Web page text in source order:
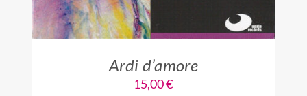
Ardi d’amore
15,00€